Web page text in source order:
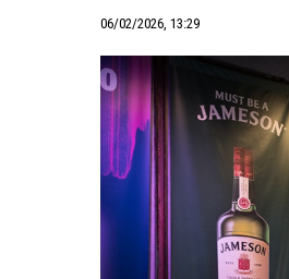
06/02/2026, 13:29